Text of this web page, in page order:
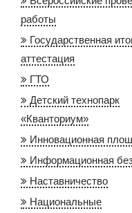
работы
Государственная
аттестация
ГТО
Детский технопарк
«Кванториум»
Инновационная
Информационная
Наставничество
Национальные